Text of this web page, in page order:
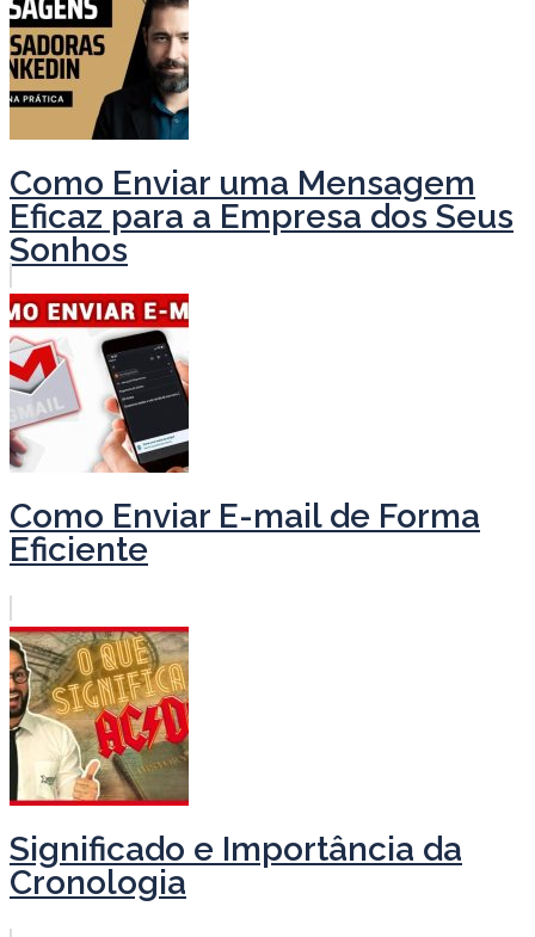
Como Enviar uma Mensagem
Eficaz para a Empresa dos Seus
Sonhos
Como Enviar E-mail de Forma
Eficiente
Significado e Importância da
Cronologia